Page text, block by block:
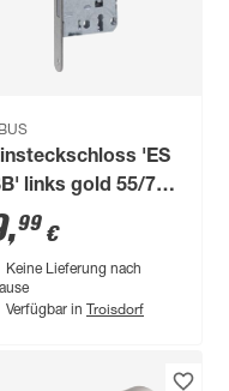
'ES
links gold 55/72
Buntbart
,99 €
Keine Lieferung nach
Verfügbar in Troisdorf